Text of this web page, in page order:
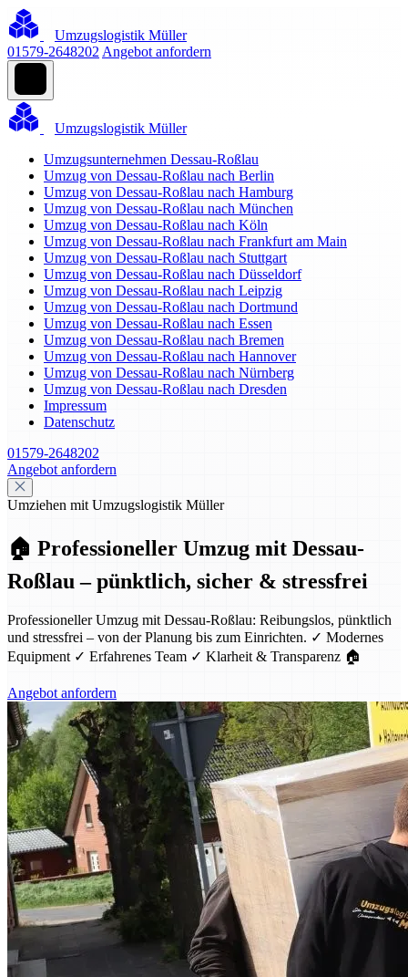
Umzugslogistik Müller
01579-2648202 Angebot anfordern
Umzugslogistik Müller
Umzugsunternehmen Dessau-Roßlau
Umzug von Dessau-Roßlau nach Berlin
Umzug von Dessau-Roßlau nach Hamburg
Umzug von Dessau-Roßlau nach München
Umzug von Dessau-Roßlau nach Köln
Umzug von Dessau-Roßlau nach Frankfurt am Main
Umzug von Dessau-Roßlau nach Stuttgart
Umzug von Dessau-Roßlau nach Düsseldorf
Umzug von Dessau-Roßlau nach Leipzig
Umzug von Dessau-Roßlau nach Dortmund
Umzug von Dessau-Roßlau nach Essen
Umzug von Dessau-Roßlau nach Bremen
Umzug von Dessau-Roßlau nach Hannover
Umzug von Dessau-Roßlau nach Nürnberg
Umzug von Dessau-Roßlau nach Dresden
Impressum
Datenschutz
01579-2648202
Angebot anfordern
Umziehen mit Umzugslogistik Müller
🏠 Professioneller Umzug mit Dessau-
Roßlau – pünktlich, sicher & stressfrei
Professioneller Umzug mit Dessau-Roßlau: Reibungslos, pünktlich
und stressfrei – von der Planung bis zum Einrichten. ✓ Modernes
Equipment ✓ Erfahrenes Team ✓ Klarheit & Transparenz 🏠
Angebot anfordern